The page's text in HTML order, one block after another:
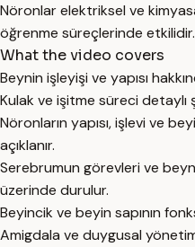
Nöronlar elektriksel ve
öğrenme süreçlerinde etkilidir.
What the video covers
Beynin işleyişi ve yapısı
Kulak ve işitme süreci detaylı
Nöronların yapısı, işlevi ve
açıklanır.
Serebrumun görevleri ve
üzerinde durulur.
Beyincik ve beyin sapının
Amigdala ve duygusal